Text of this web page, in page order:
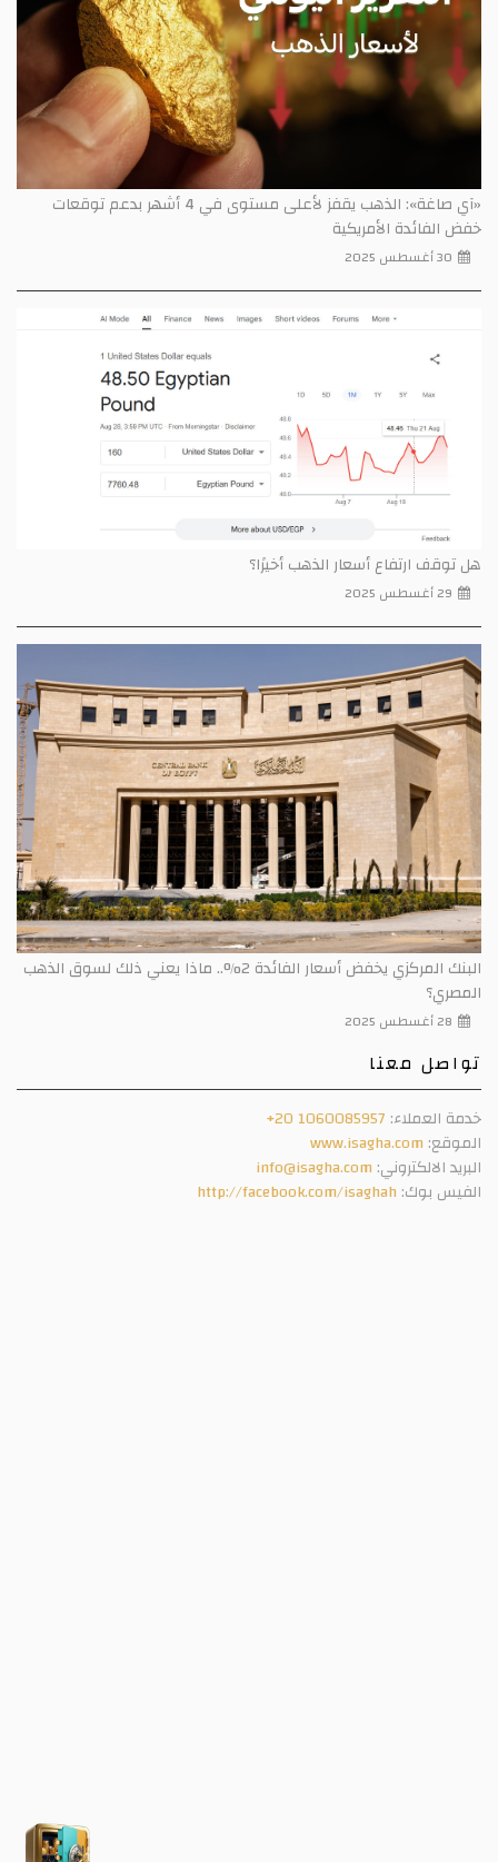
«آي صاغة»: الذهب يقفز لأعلى مستوى في 4 أشهر بدعم توقعات
خفض الفائدة الأمريكية
30 أغسطس 2025
هل توقف ارتفاع أسعار الذهب أخيرًا؟
29 أغسطس 2025
البنك المركزي يخفض أسعار الفائدة 2%.. ماذا يعني ذلك لسوق الذهب
المصري؟
28 أغسطس 2025
تواصل معنا
خدمة العملاء: +20 1060085957
الموقع: www.isagha.com
البريد الالكتروني: info@isagha.com
الفيس بوك: http://facebook.com/isaghah